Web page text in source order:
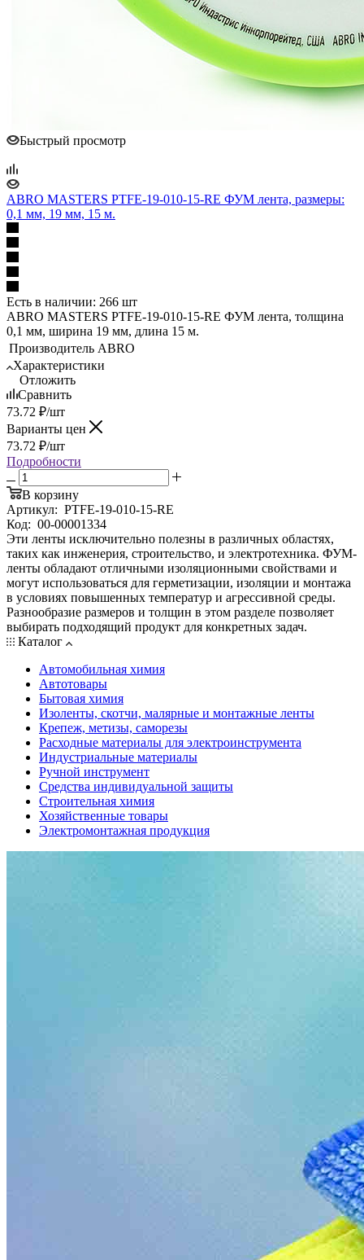
Быстрый просмотр
ABRO MASTERS PTFE-19-010-15-RE ФУМ лента, размеры:
0,1 мм, 19 мм, 15 м.
Есть в наличии: 266 шт
ABRO MASTERS PTFE-19-010-15-RE ФУМ лента, толщина
0,1 мм, ширина 19 мм, длина 15 м.
Производитель ABRO
Характеристики
Отложить
Сравнить
73.72 ₽/шт
Варианты цен
73.72 ₽/шт
Подробности
В корзину
Артикул: PTFE-19-010-15-RE
Код: 00-00001334
Эти ленты исключительно полезны в различных областях,
таких как инженерия, строительство, и электротехника. ФУМ-
ленты обладают отличными изоляционными свойствами и
могут использоваться для герметизации, изоляции и монтажа
в условиях повышенных температур и агрессивной среды.
Разнообразие размеров и толщин в этом разделе позволяет
выбирать подходящий продукт для конкретных задач.
Каталог
Автомобильная химия
Автотовары
Бытовая химия
Изоленты, скотчи, малярные и монтажные ленты
Крепеж, метизы, саморезы
Расходные материалы для электроинструмента
Индустриальные материалы
Ручной инструмент
Средства индивидуальной защиты
Строительная химия
Хозяйственные товары
Электромонтажная продукция